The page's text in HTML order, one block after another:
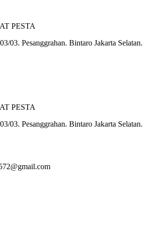
PESTA
03. Pesanggrahan. Bintaro Jakarta Selatan.
PESTA
03. Pesanggrahan. Bintaro Jakarta Selatan.